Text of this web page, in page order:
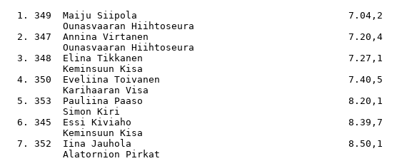
  1. 349  Maiju Siipola                                     7.04,2
          Ounasvaaran Hiihtoseura
2. 347  Annina Virtanen                                   7.20,4
          Ounasvaaran Hiihtoseura
3. 348  Elina Tikkanen                                    7.27,1
          Keminsuun Kisa
4. 350  Eveliina Toivanen                                 7.40,5
          Karihaaran Visa
5. 353  Pauliina Paaso                                    8.20,1
          Simon Kiri
6. 345  Essi Kiviaho                                      8.39,7
          Keminsuun Kisa
7. 352  Iina Jauhola                                      8.50,1
          Alatornion Pirkat